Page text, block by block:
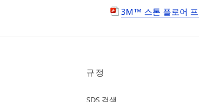
3M™ 스톤 플로어 프
규정
SDS 검색